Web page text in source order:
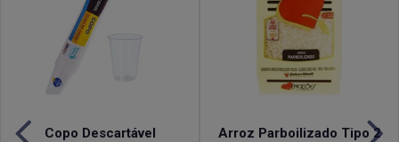
Copo Descartável
Arroz Parboilizado Tipo 2